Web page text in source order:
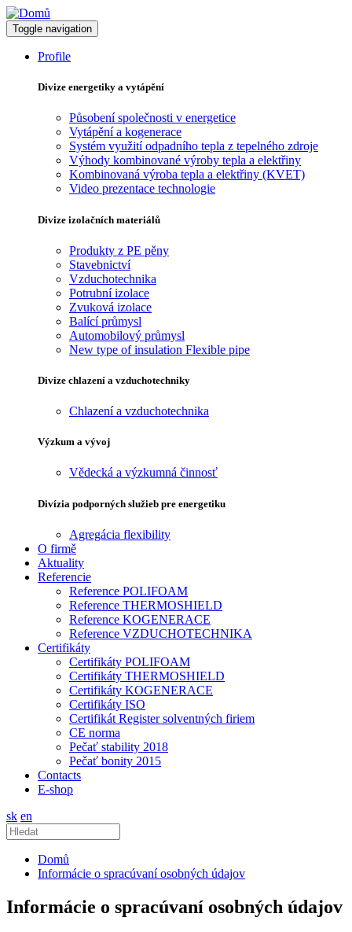
Toggle navigation
Profile
Divize energetiky a vytápění
Působení společnosti v energetice
Vytápění a kogenerace
Systém využití odpadního tepla z tepelného zdroje
Výhody kombinované výroby tepla a elektřiny
Kombinovaná výroba tepla a elektřiny (KVET)
Video prezentace technologie
Divize izolačních materiálů
Produkty z PE pěny
Stavebnictví
Vzduchotechnika
Potrubní izolace
Zvuková izolace
Balící průmysl
Automobilový průmysl
New type of insulation Flexible pipe
Divize chlazení a vzduchotechniky
Chlazení a vzduchotechnika
Výzkum a vývoj
Vědecká a výzkumná činnosť
Divízia podporných služieb pre energetiku
Agregácia flexibility
O firmě
Aktuality
Referencie
Reference POLIFOAM
Reference THERMOSHIELD
Reference KOGENERACE
Reference VZDUCHOTECHNIKA
Certifikáty
Certifikáty POLIFOAM
Certifikáty THERMOSHIELD
Certifikáty KOGENERACE
Certifikáty ISO
Certifikát Register solventných firiem
CE norma
Pečať stability 2018
Pečať bonity 2015
Contacts
E-shop
sk en
Domů
Informácie o spracúvaní osobných údajov
Informácie o spracúvaní osobných údajov